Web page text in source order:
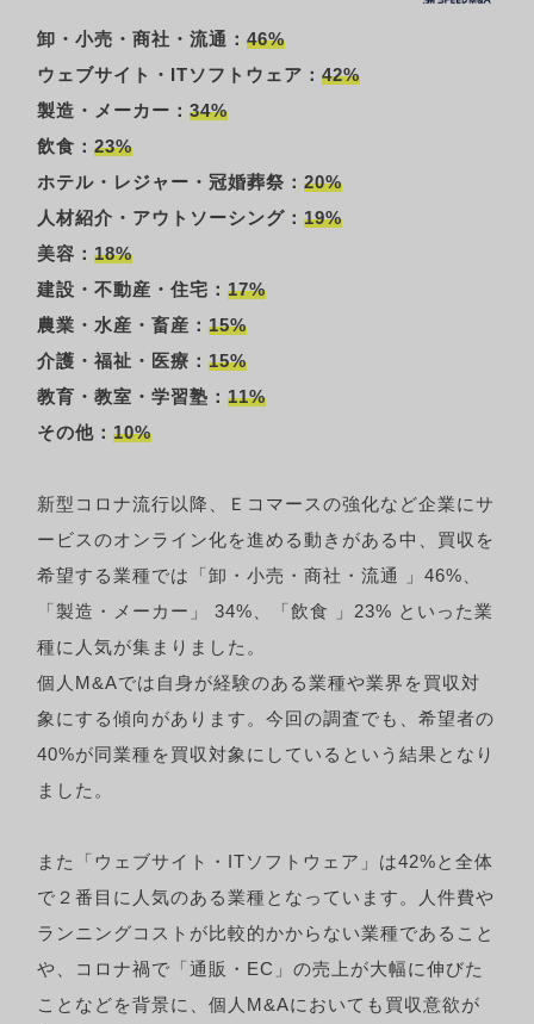
卸・小売・商社・流通：46%
ウェブサイト・ITソフトウェア：42%
製造・メーカー：34%
飲食：23%
ホテル・レジャー・冠婚葬祭：20%
人材紹介・アウトソーシング：19%
美容：18%
建設・不動産・住宅：17%
農業・水産・畜産：15%
介護・福祉・医療：15%
教育・教室・学習塾：11%
その他：10%
新型コロナ流行以降、Ｅコマースの強化など企業にサ
ービスのオンライン化を進める動きがある中、買収を
希望する業種では「卸・小売・商社・流通 」46%、
「製造・メーカー」 34%、「飲食 」23% といった業
種に人気が集まりました。
個人M&Aでは自身が経験のある業種や業界を買収対
象にする傾向があります。今回の調査でも、希望者の
40%が同業種を買収対象にしているという結果となり
ました。
また「ウェブサイト・ITソフトウェア」は42%と全体
で２番目に人気のある業種となっています。人件費や
ランニングコストが比較的かからない業種であること
や、コロナ禍で「通販・EC」の売上が大幅に伸びた
ことなどを背景に、個人M&Aにおいても買収意欲が